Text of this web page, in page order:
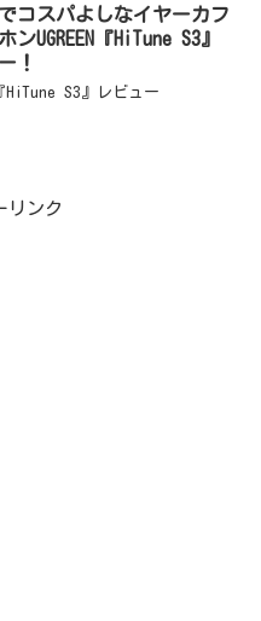
）！リフレッシュレ...
コスパよしなイヤーカフ
ンUGREEN『HiTune S3』
！
HiTune S3』レビュー
リンク